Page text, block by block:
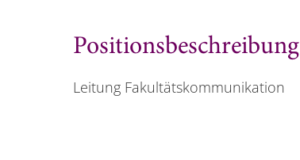
Positionsbeschreibung
Leitung Fakultätskommunikation